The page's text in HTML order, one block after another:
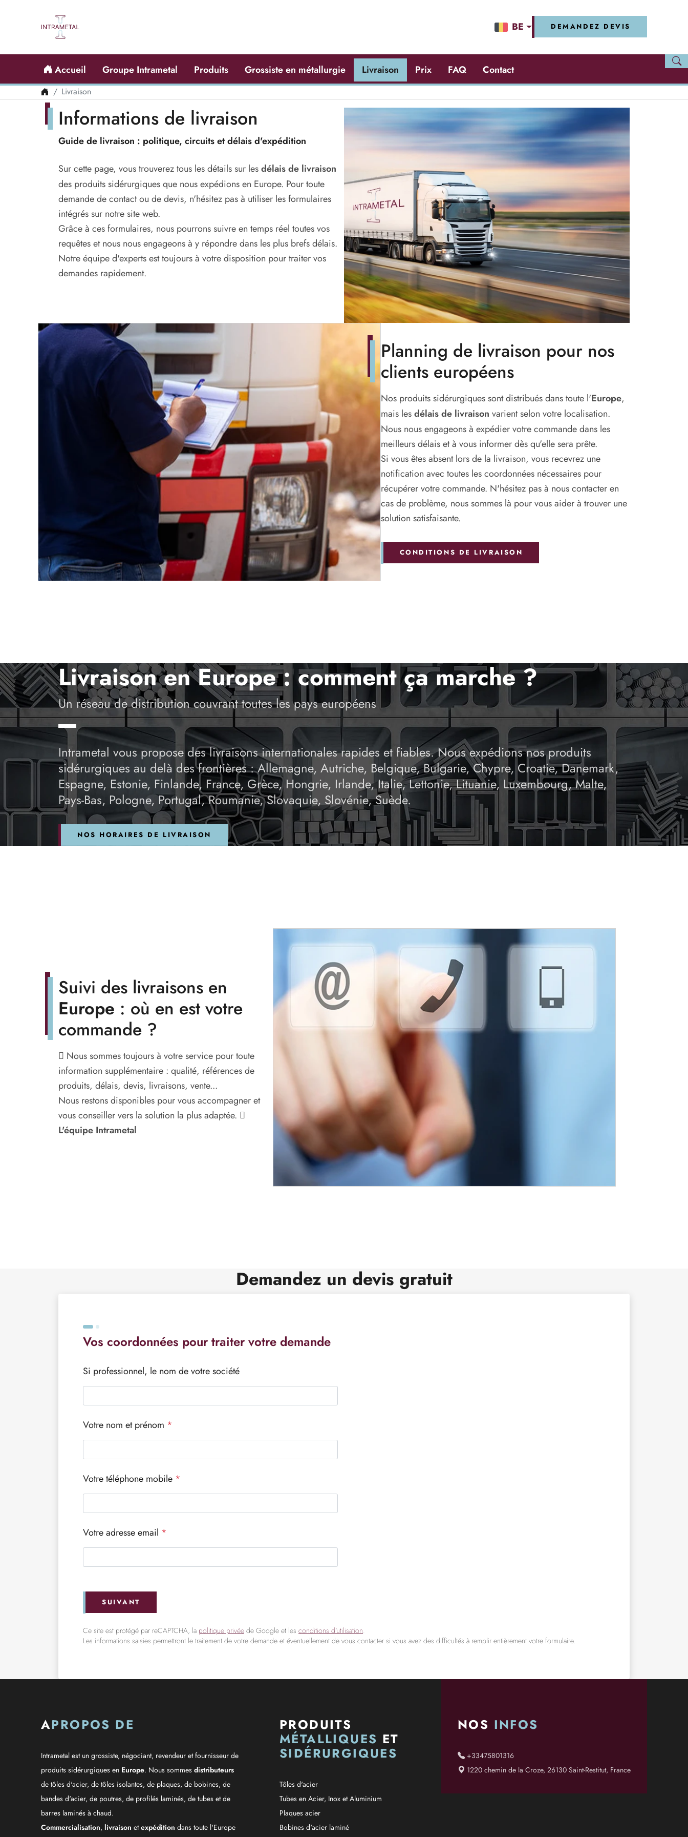
BE DEMANDEZ DEVIS
Accueil Groupe Intrametal Produits Grossiste en métallurgie Livraison Prix FAQ Contact
Livraison
Informations de livraison
Guide de livraison : politique, circuits et délais d'expédition
Sur cette page, vous trouverez tous les détails sur les délais de livraison
des produits sidérurgiques que nous expédions en Europe. Pour toute
demande de contact ou de devis, n'hésitez pas à utiliser les formulaires
intégrés sur notre site web.
Grâce à ces formulaires, nous pourrons suivre en temps réel toutes vos
requêtes et nous nous engageons à y répondre dans les plus brefs délais.
Notre équipe d'experts est toujours à votre disposition pour traiter vos
demandes rapidement.
Planning de livraison pour nos
clients européens
Nos produits sidérurgiques sont distribués dans toute l'Europe,
mais les délais de livraison varient selon votre localisation.
Nous nous engageons à expédier votre commande dans les
meilleurs délais et à vous informer dès qu'elle sera prête.
Si vous êtes absent lors de la livraison, vous recevrez une
notification avec toutes les coordonnées nécessaires pour
récupérer votre commande. N'hésitez pas à nous contacter en
cas de problème, nous sommes là pour vous aider à trouver une
solution satisfaisante.
CONDITIONS DE LIVRAISON
Livraison en Europe : comment ça marche ?
Un réseau de distribution couvrant toutes les pays européens
Intrametal vous propose des livraisons internationales rapides et fiables. Nous expédions nos produits
sidérurgiques au delà des frontières : Allemagne, Autriche, Belgique, Bulgarie, Chypre, Croatie, Danemark,
Espagne, Estonie, Finlande, France, Grèce, Hongrie, Irlande, Italie, Lettonie, Lituanie, Luxembourg, Malte,
Pays-Bas, Pologne, Portugal, Roumanie, Slovaquie, Slovénie, Suède.
NOS HORAIRES DE LIVRAISON
Suivi des livraisons en
Europe : où en est votre
commande ?
Nous sommes toujours à votre service pour toute
information supplémentaire : qualité, références de
produits, délais, devis, livraisons, vente...
Nous restons disponibles pour vous accompagner et
vous conseiller vers la solution la plus adaptée.
L'équipe Intrametal
Demandez un devis gratuit
Vos coordonnées pour traiter votre demande
Si professionnel, le nom de votre société
Votre nom et prénom *
Votre téléphone mobile *
Votre adresse email *
SUIVANT
Ce site est protégé par reCAPTCHA, la politique privée de Google et les conditions d'utilisation.
Les informations saisies permettront le traitement de votre demande et éventuellement de vous contacter si vous avez des difficultés à remplir entièrement votre formulaire.
APROPOS DE
Intrametal est un grossiste, négociant, revendeur et fournisseur de
produits sidérurgiques en Europe. Nous sommes distributeurs
de tôles d'acier, de tôles isolantes, de plaques, de bobines, de
bandes d'acier, de poutres, de profilés laminés, de tubes et de
barres laminés à chaud.
Commercialisation, livraison etexpédition dans toute l'Europe
PRODUITS
MÉTALLIQUES ET
SIDÉRURGIQUES
Tôles d'acier
Tubes en Acier, Inox et Aluminium
Plaques acier
Bobines d'acier laminé
NOS INFOS
+33475801316
1220 chemin de la Croze, 26130 Saint-Restitut, France